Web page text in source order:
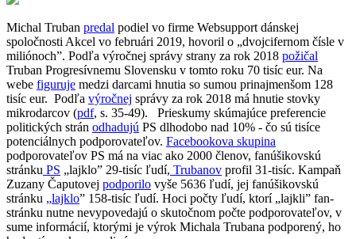
Michal Truban predal podiel vo firme Websupport dánskej
spoločnosti Akcel vo februári 2019, hovoril o „dvojcifernom čísle v
miliónoch”. Podľa výročnej správy strany za rok 2018 požičal
Truban Progresívnemu Slovensku v tomto roku 70 tisíc eur. Na
webe figuruje medzi darcami hnutia so sumou prinajmenšom 128
tisíc eur. Podľa výročnej správy za rok 2018 má hnutie stovky
mikrodarcov (pdf, s. 35-49).
Prieskumy skúmajúce preferencie
politických strán odhadujú PS dlhodobo nad 10% - čo sú tisíce
potenciálnych podporovateľov. Facebookova skupina
podporovateľov PS má na viac ako 2000 členov, fanúšikovskú
stránku PS „lajklo” 29-tisíc ľudí, Trubanov profil 31-tisíc. Kampaň
Zuzany Čaputovej podporilo vyše 5636 ľudí, jej fanúšikovskú
stránku „lajklo” 158-tisíc ľudí. Hoci počty ľudí, ktorí „lajkli” fan-
stránku nutne nevypovedajú o skutočnom počte podporovateľov, v
sume informácií, ktorými je výrok Michala Trubana podporený, ho